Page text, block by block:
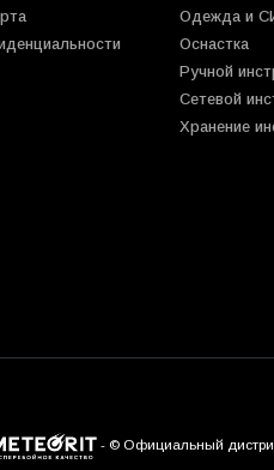
Одежда и
Оснастка
Ручной
Сетевой
Хранение
- © Официальный